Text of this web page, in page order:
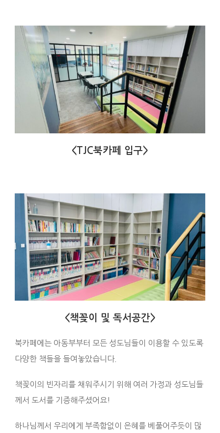
<TJC북카페 입구>
<책꽂이 및 독서공간>
북카페에는 아동부부터 모든 성도님들이 이용할 수 있도록
다양한 책들을 들여놓았습니다.
책꽂이의 빈자리를 채워주시기 위해 여러 가정과 성도님들
께서 도서를 기증해주셨어요!
하나님께서 우리에게 부족함없이 은혜를 베풀어주듯이 많